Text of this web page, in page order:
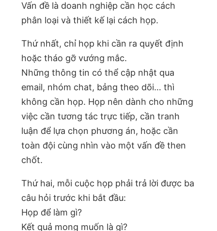
Vấn đề là doanh nghiệp cần học cách
phân loại và thiết kế lại cách họp.
Thứ nhất, chỉ họp khi cần ra quyết định
hoặc tháo gỡ vướng mắc.
Những thông tin có thể cập nhật qua
email, nhóm chat, bảng theo dõi… thì
không cần họp. Họp nên dành cho những
việc cần tương tác trực tiếp, cần tranh
luận để lựa chọn phương án, hoặc cần
toàn đội cùng nhìn vào một vấn đề then
chốt.
Thứ hai, mỗi cuộc họp phải trả lời được ba
câu hỏi trước khi bắt đầu:
Họp để làm gì?
Kết quả mong muốn là gì?